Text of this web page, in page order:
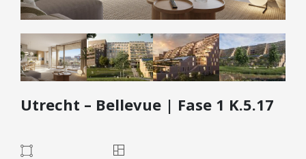
Internationaal
Nieuwbouw
Bedrijfsaanbod
Diensten
Kopen
Huren
Utrecht – Bellevue | Fase 1 K.5.17